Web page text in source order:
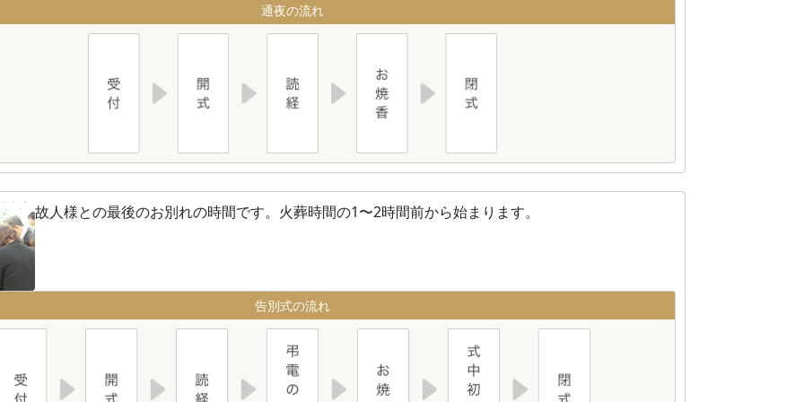
通夜の流れ
故人様との最後のお別れの時間です。火葬時間の1〜2時間前から始まります。
告別式の流れ